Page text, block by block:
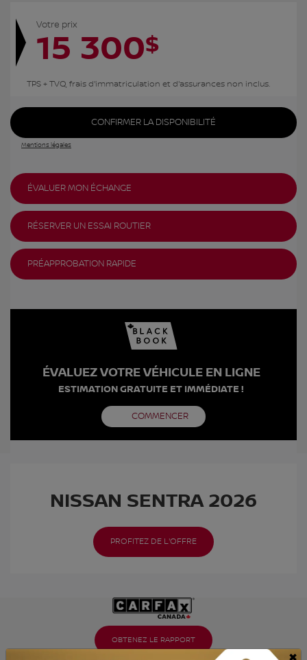
OBTENEZ LE RAPPORT
Votre prix
15 300$
TPS + TVQ, frais d'immatriculation et d'assurances non inclus.
CONFIRMER LA DISPONIBILITÉ
Mentions légales
ÉVALUER MON ÉCHANGE
RÉSERVER UN ESSAI ROUTIER
PRÉAPPROBATION RAPIDE
ÉVALUEZ VOTRE VÉHICULE EN LIGNE
ESTIMATION GRATUITE ET IMMÉDIATE !
COMMENCER
NISSAN SENTRA 2026
PROFITEZ DE L'OFFRE